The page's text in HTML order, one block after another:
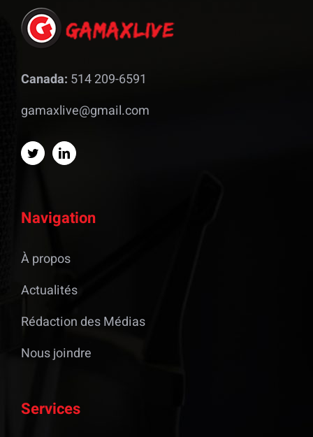
Canada: 514 209-6591
gamaxlive@gmail.com
Navigation
À propos
Actualités
Rédaction des Médias
Nous joindre
Services